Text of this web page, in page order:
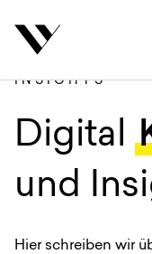
INSIGHTS
:
Digital
und
Hier schreiben wir